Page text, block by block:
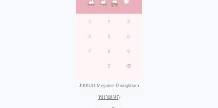
JIKKUU Meyulee Thongkham
หมายเหตุ